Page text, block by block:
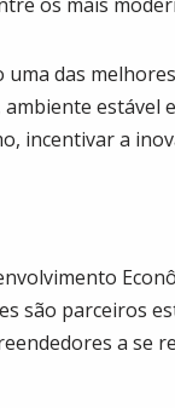
uma das
incentivar a
são parceiros
a se